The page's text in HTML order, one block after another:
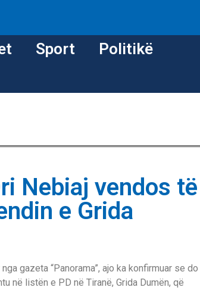
Sport Politikë
Nebiaj vendos të
e Grida
gazeta “Panorama”, ajo ka konfirmuar se do
në listën e PD në Tiranë, Grida Dumën, që